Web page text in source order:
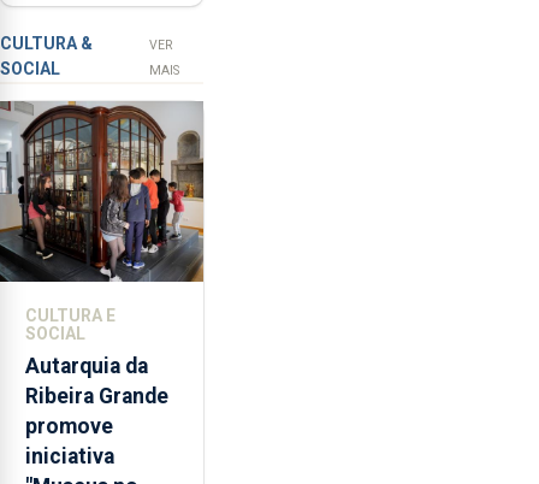
a
prevenção
primária
da
violência
doméstica,
através
da
promoção
de
pessoais,
emocionais
e
sociais
junto
das
com selo Marca
Açores
CULTURA &
SOCIAL
VER
MAIS
CULTURA E
SOCIAL
Autarquia da
Ribeira Grande
promove
iniciativa